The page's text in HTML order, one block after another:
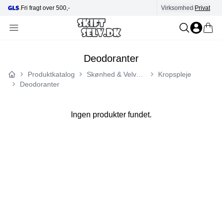
Fri fragt over 500,- Hjælp i kundecenter
Virksomhed/Privat
Deodoranter
Forside
Produktkatalog
Kropspleje
Deodoranter
Ingen produkter fundet.